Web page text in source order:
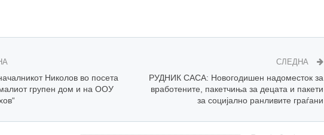
Николов во посета
групен дом и на ООУ
СЛЕДНА
РУДНИК САСА: Новогодишен надоместок за
вработените, пакетчиња за децата и пакети
за социјално ранливите граѓани